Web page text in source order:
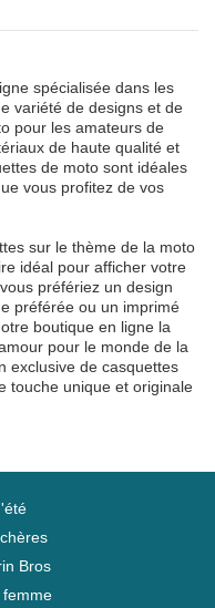
spécialisée dans les
variété de designs et de
pour les amateurs de
de haute qualité et
de moto sont idéales
vous profitez de vos
sur le thème de la moto
idéal pour afficher votre
préfériez un design
préférée ou un imprimé
boutique en ligne la
pour le monde de la
exclusive de casquettes
touche unique et originale
Bros